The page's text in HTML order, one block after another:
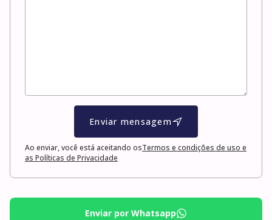
Enviar mensagem
Ao enviar, você está aceitando osTermos e condições de uso e
as Políticas de Privacidade
Enviar por Whatsapp